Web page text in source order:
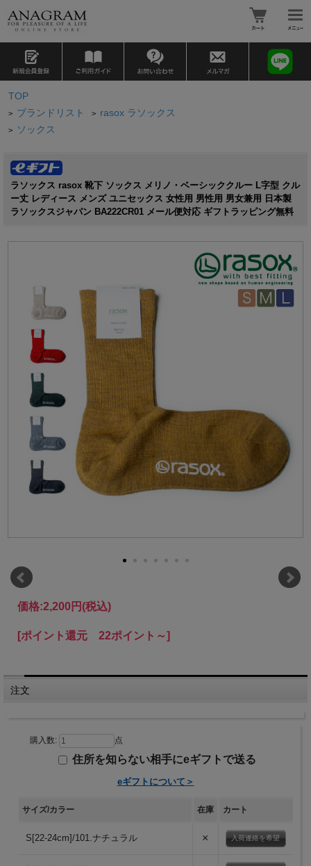
TOP
> ブランドリスト > rasox ラソックス
> ソックス
ラソックス rasox 靴下 ソックス メリノ・ベーシッククルー L字型 クル
ー丈 レディース メンズ ユニセックス 女性用 男性用 男女兼用 日本製
ラソックスジャパン BA222CR01 メール便対応 ギフトラッピング無料
価格:2,200円 (税込)
[ポイント還元 22ポイント～]
注文
購入数: 点
住所を知らない相手にeギフトで送る
eギフトについて＞
サイズ/カラー 在庫 カート
S[22-24cm]/101.ナチュラル × 入荷連絡を希望